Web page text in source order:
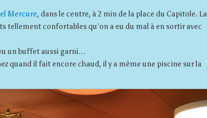
Mercure, dans le centre, à 2 min de la place du Capitole. La
tellement confortables qu’on a eu du mal à en sortir avec
un buffet aussi garni…
quand il fait encore chaud, il y a même une piscine sur la